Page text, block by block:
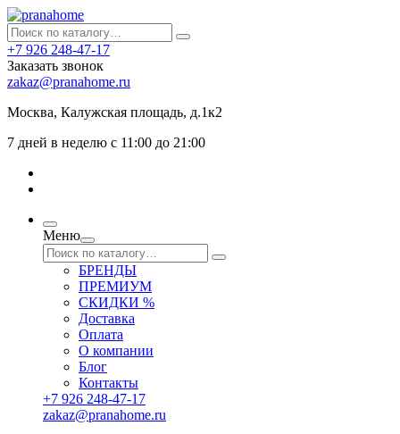
+7 926 248-47-17
Заказать звонок
zakaz@pranahome.ru
Москва, Калужская площадь, д.1к2
7 дней в неделю с 11:00 до 21:00
Меню
БРЕНДЫ
ПРЕМИУМ
СКИДКИ %
Доставка
Оплата
О компании
Блог
Контакты
+7 926 248-47-17
zakaz@pranahome.ru